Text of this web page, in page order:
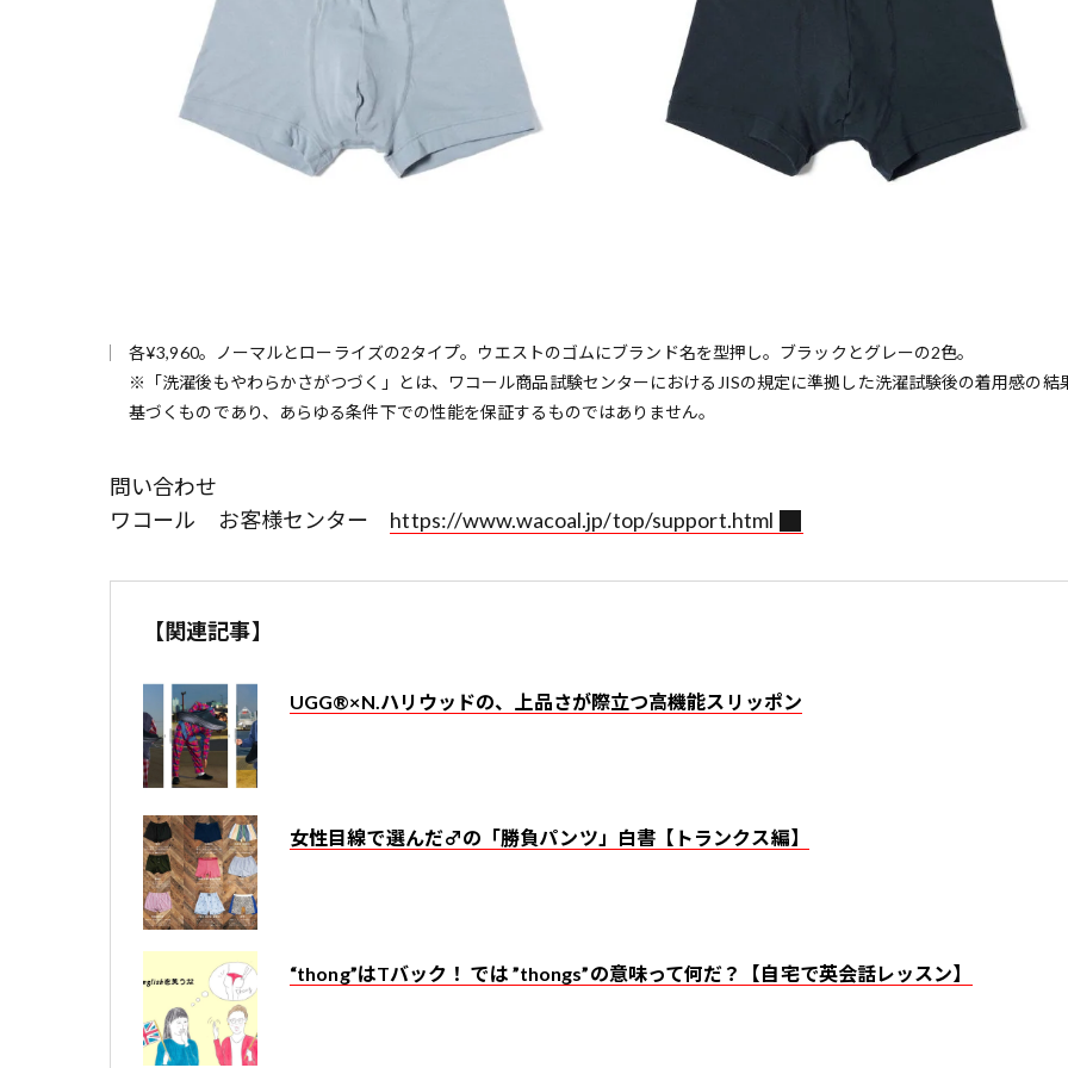
各¥3,960。ノーマルとローライズの2タイプ。ウエストのゴムにブランド名を型押し。ブラックとグレーの2色。
※「洗濯後もやわらかさがつづく」とは、ワコール商品試験センターにおけるJISの規定に準拠した洗濯試験後の着用感の結
基づくものであり、あらゆる条件下での性能を保証するものではありません。
問い合わせ
ワコール お客様センター https://www.wacoal.jp/top/support.html
【関連記事】
UGG®×N.ハリウッドの、上品さが際立つ高機能スリッポン
女性目線で選んだ♂の「勝負パンツ」白書【トランクス編】
“thong”はTバック！ では ”thongs”の意味って何だ？【自宅で英会話レッスン】